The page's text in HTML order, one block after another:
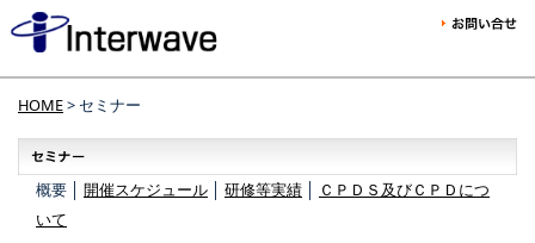
HOME> セミナー
概要 │ 開催スケジュール 研修等実績
ＣＰＤＳ及びＣＰＤにつ
いて